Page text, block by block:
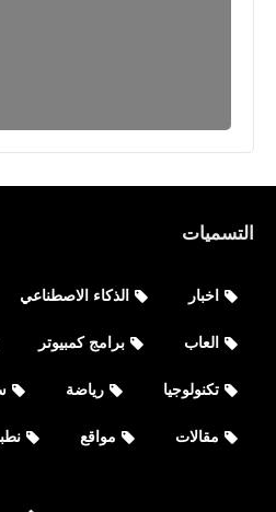
الكمبيوتر واللابتوب
موعد مباراة ليفربول
التسميات
اخبار الذكاء الاصطناعي
العاب برامج كمبيوتر
تكنولوجيا رياضة
مقالات مواقع